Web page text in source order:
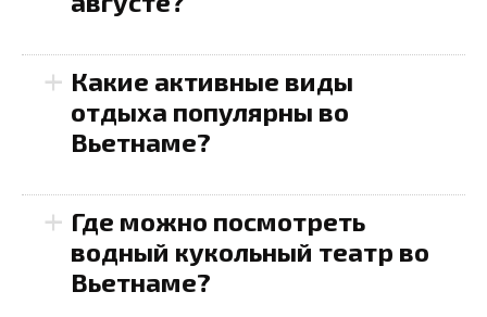
28°C до 32°C
+ Какие активные виды
отдыха популярны во
Вьетнаме?
+ Где можно посмотреть
водный кукольный театр во
Вьетнаме?